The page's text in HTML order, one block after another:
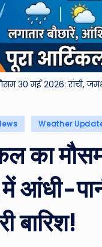
30 मई 2026: रांची,
Weather
का
आंधी-
बारिश!